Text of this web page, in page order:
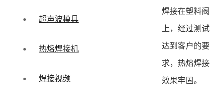
超声波模具
热熔焊接机
焊接视频
焊接在塑料阀
上，经过测试
达到客户的要
求，热熔焊接
效果牢固。